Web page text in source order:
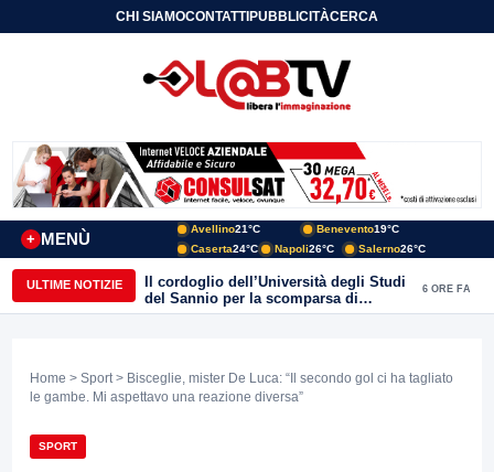
CHI SIAMOCONTATTIPUBBLICITÀCERCA
MENÙ
+
Avellino21°C Benevento19°C
Caserta24°C Napoli26°C Salerno26°C
ULTIME NOTIZIE
Il cordoglio dell’Università degli Studi
del Sannio per la scomparsa di
Roberto Costanzo
6 ORE FA
Home > Sport > Bisceglie, mister De Luca: “Il secondo gol ci ha tagliato
le gambe. Mi aspettavo una reazione diversa”
SPORT